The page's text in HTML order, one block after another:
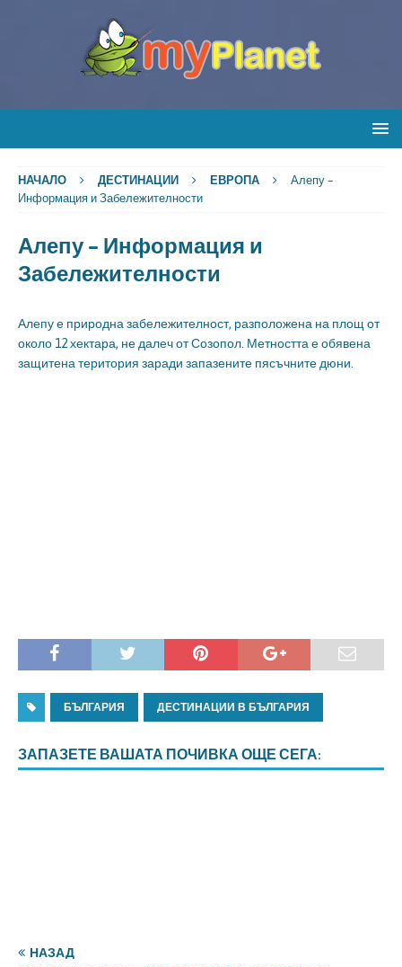
НАЧАЛО ДЕСТИНАЦИИ ЕВРОПА
Алепу –
Информация и Забележителности
Алепу – Информация и
Забележителности
Алепу е природна забележителност, разположена на площ от
около 12 хектара, не далеч от Созопол. Метността е обявена
защитена територия заради запазените пясъчните дюни.
БЪЛГАРИЯ ДЕСТИНАЦИИ В БЪЛГАРИЯ
ЗАПАЗЕТЕ ВАШАТА ПОЧИВКА ОЩЕ СЕГА:
НАЗАД